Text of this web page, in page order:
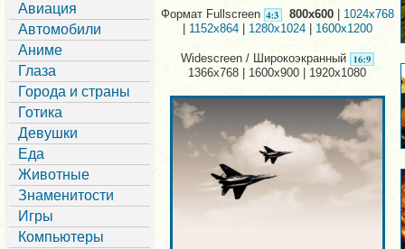
Авиация
Автомобили
Аниме
Глаза
Города и страны
Готика
Девушки
Еда
Животные
Знаменитости
Игры
Компьютеры
Формат Fullscreen 800x600 | 1024x768
|1152x864 1280x1024| 1600x1200
Widescreen / Широкоэкранный
1366x768 | 1600x900 | 1920x1080